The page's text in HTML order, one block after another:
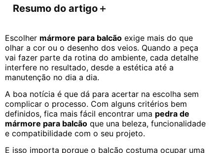
Resumo do artigo＋
Escolher mármore para balcão exige mais do que
olhar a cor ou o desenho dos veios. Quando a peça
vai fazer parte da rotina do ambiente, cada detalhe
interfere no resultado, desde a estética até a
manutenção no dia a dia.
A boa notícia é que dá para acertar na escolha sem
complicar o processo. Com alguns critérios bem
definidos, fica mais fácil encontrar uma pedra de
mármore para balcão que una beleza, funcionalidade
e compatibilidade com o seu projeto.
E isso importa porque o balcão costuma ocupar uma